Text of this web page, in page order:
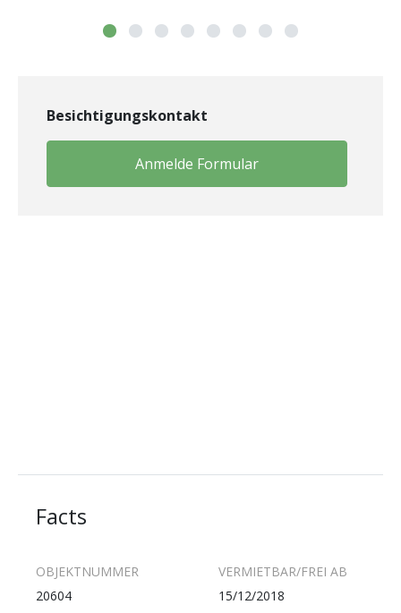
Besichtigungskontakt
Anmelde Formular
Facts
OBJEKTNUMMER
20604
VERMIETBAR/FREI AB
15/12/2018